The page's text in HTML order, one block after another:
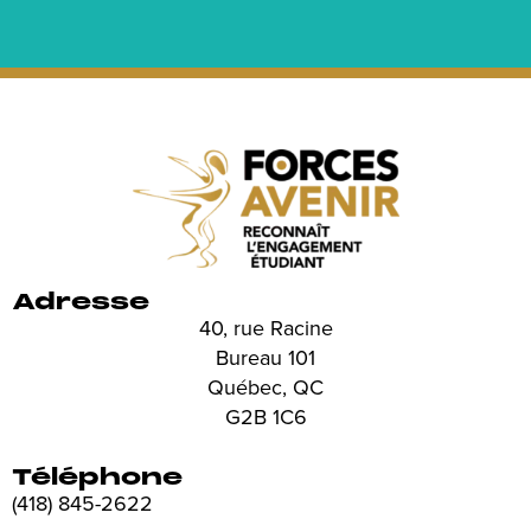
Adresse
40, rue Racine
Bureau 101
Québec, QC
G2B 1C6
Téléphone
(418) 845-2622